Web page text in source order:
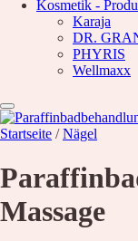
Unsere
DR.
Über Uns
Kosmetik -
Karaja
DR.
PHYRIS
Wellmaxx
Startseite / Nägel
Massage